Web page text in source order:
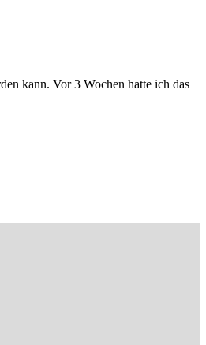
kann. Vor 3 Wochen hatte ich das